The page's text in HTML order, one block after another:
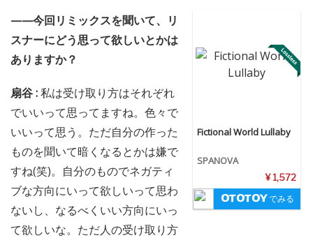
Fictional World Lullaby
SPANOVA
¥ 1,572
でみる
——今回リミックスを聞いて、リ
スナーにどう思って欲しいとかは
ありますか？
扇谷 :私は受け取り方はそれぞれ
でいいって思ってますね。色々で
いいって思う。ただ自分の作った
ものを聞いて暗くなるとかは嫌で
すね(笑)。自分のものでネガティ
ブな方向にいって欲しいって思わ
ないし、なるべくいい方向にいっ
て欲しいな。ただ人の受け取り方